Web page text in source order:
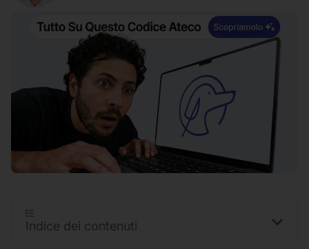
Indice dei contenuti